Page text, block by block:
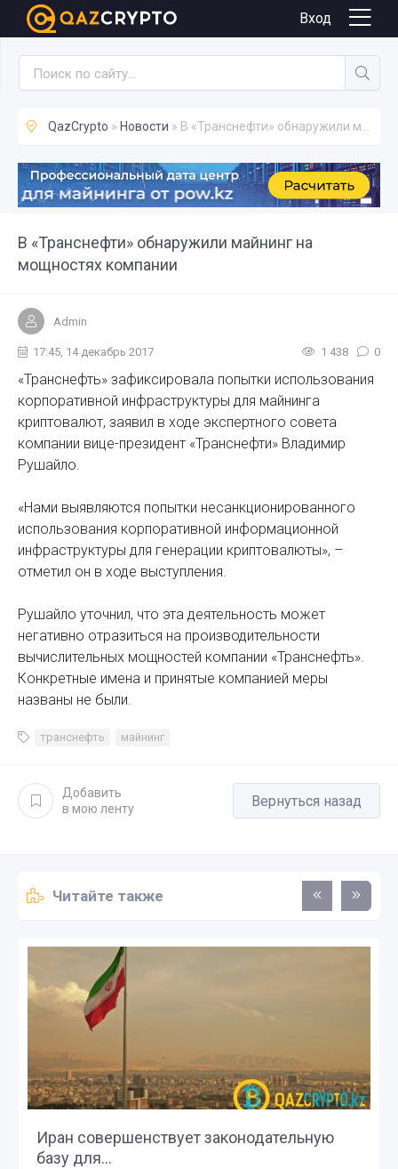
Вход
QazCrypto » Новости » В «Транснефти» обнаружили майнинг на мощностях компании
В «Транснефти» обнаружили майнинг на
мощностях компании
Новости
Admin
17:45, 14 декабрь 2017 1 438 0
«Транснефть» зафиксировала попытки использования
корпоративной инфраструктуры для майнинга
криптовалют, заявил в ходе экспертного совета
компании вице-президент «Транснефти» Владимир
Рушайло.
«Нами выявляются попытки несанкционированного
использования корпоративной информационной
инфраструктуры для генерации криптовалюты», –
отметил он в ходе выступления.
Рушайло уточнил, что эта деятельность может
негативно отразиться на производительности
вычислительных мощностей компании «Транснефть».
Конкретные имена и принятые компанией меры
названы не были.
транснефть майнинг
Добавить
в мою ленту
Вернуться назад
Читайте также
Иран совершенствует законодательную
базу для...